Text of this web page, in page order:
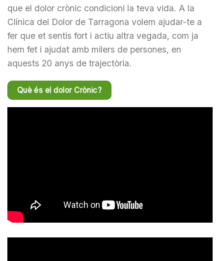
que el dolor crònic condicioni la teva vida. A la
Clínica del Dolor de Tarragona volem ajudar-te a
fer que et sentis fort i actiu altra vegada, com ja
hem fet i ajudat amb milers de persones, en
aquests 20 anys de trajectòria.
Què és el dolor Crònic?